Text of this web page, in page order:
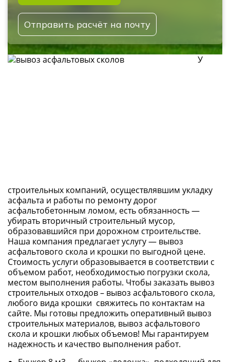
Отправить расчёт на почту
У
строительных компаний, осуществлявшим укладку
асфальта и работы по ремонту дорог
асфальтобетонным ломом, есть обязанность —
убирать вторичный строительный мусор,
образовавшийся при дорожном строительстве.
Наша компания предлагает услугу — вывоз
асфальтового скола и крошки по выгодной цене.
Стоимость услуги образовывается в соответствии с
объемом работ, необходимостью погрузки скола,
местом выполнения работы. Чтобы заказать вывоз
строительных отходов – вывоз асфальтового скола,
любого вида крошки свяжитесь по контактам на
сайте. Мы готовы предложить оперативный вывоз
строительных материалов, вывоз асфальтового
скола и крошки любых объемов! Мы гарантируем
надежность и качество выполнения работ.